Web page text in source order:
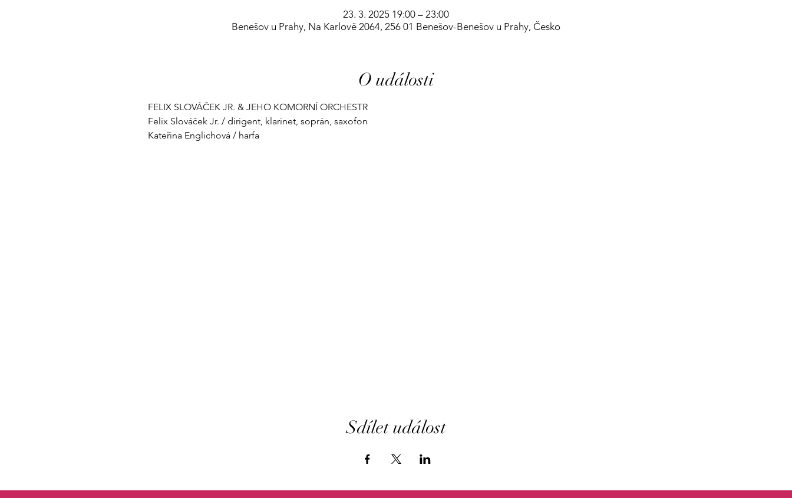
23. 3. 2025 19:00 – 23:00
Benešov u Prahy, Na Karlově 2064, 256 01 Benešov-Benešov u Prahy, Česko
O události
FELIX SLOVÁČEK JR. & JEHO KOMORNÍ ORCHESTR
Felix Slováček Jr. / dirigent, klarinet, soprán, saxofon
Kateřina Englichová / harfa
Sdílet událost